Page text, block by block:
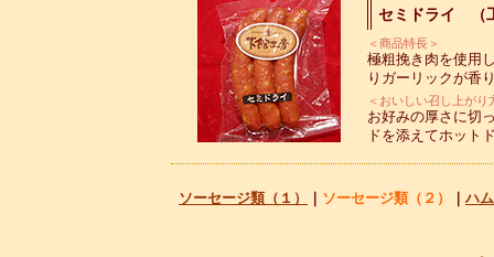
セミドライ （
＜商品特長＞
極粗挽き肉を使用
りガーリックが香
＜おいしい召し上がり
お好みの厚さに切
ドを添えてホット
ソーセージ類（１） ソーセージ類（２） ハ